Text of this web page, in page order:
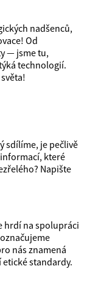
nadšenců,
Od
— jsme tu,
technologií.
sdílíme, je pečlivě
které
Napište
hrdí na spolupráci
nás znamená
etické standardy.